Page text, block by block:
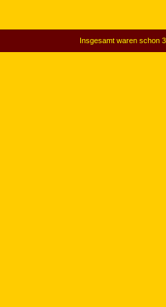
Insgesamt waren schon